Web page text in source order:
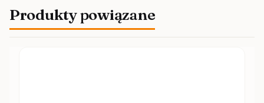
Produkty powiązane